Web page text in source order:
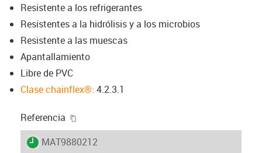
Resistente a los refrigerantes
Resistentes a la hidrólisis y a los microbios
Resistente a las muescas
Apantallamiento
Libre de PVC
Clase chainflex®: 4.2.3.1
Referencia
igus-icon-lieferzeit
MAT9880212